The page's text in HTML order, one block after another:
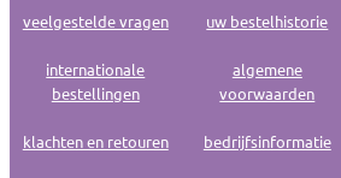
veelgestelde vragen uw bestelhistorie
internationale
bestellingen
algemene
voorwaarden
klachten en retouren bedrijfsinformatie